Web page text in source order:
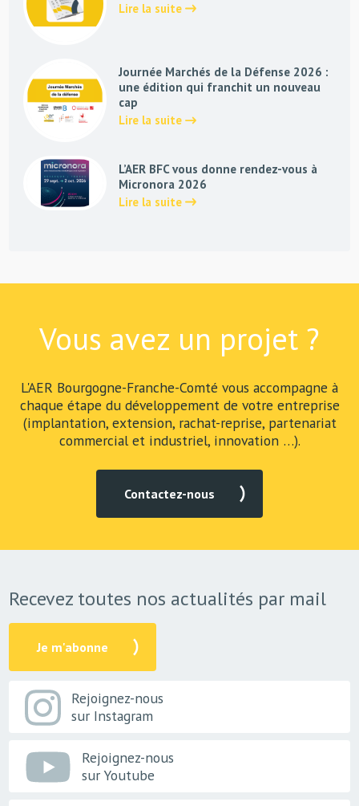
Lire la suite
Journée Marchés de la Défense 2026 :
une édition qui franchit un nouveau
cap
Lire la suite
L’AER BFC vous donne rendez-vous à
Micronora 2026
Lire la suite
Vous avez un projet ?
L'AER Bourgogne-Franche-Comté vous accompagne à
chaque étape du développement de votre entreprise
(implantation, extension, rachat-reprise, partenariat
commercial et industriel, innovation …).
Contactez-nous
Recevez toutes nos actualités par mail
Je m'abonne
Rejoignez-nous
sur Instagram
Rejoignez-nous
sur Youtube